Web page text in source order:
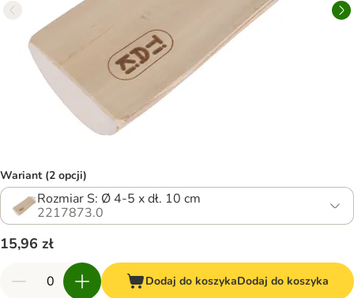
Wariant (2 opcji)
Rozmiar S: Ø 4-5 x dł. 10 cm
2217873.0
15,96 zł
Dodaj do koszykaDodaj do koszyka